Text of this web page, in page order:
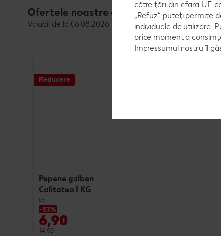
Ofertele noastre de legume proaspete
Valabil de la 06.08.2026
Reducere
Pepene galben
Calitatea I KG
kg
-53%
6,90
14,90
către țări din afara UE
„Refuz” puteți permite
individuale de utilizare.
orice moment a
Impressumul nostru îl